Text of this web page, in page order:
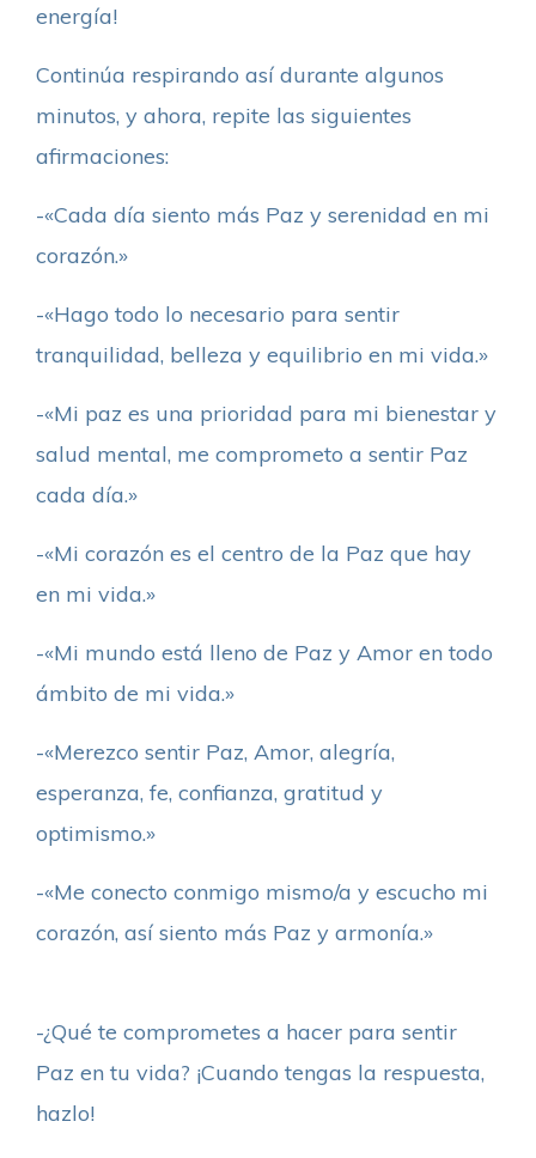
energía!
Continúa respirando así durante algunos
minutos, y ahora, repite las siguientes
afirmaciones:
-«Cada día siento más Paz y serenidad en mi
corazón.»
-«Hago todo lo necesario para sentir
tranquilidad, belleza y equilibrio en mi vida.»
-«Mi paz es una prioridad para mi bienestar y
salud mental, me comprometo a sentir Paz
cada día.»
-«Mi corazón es el centro de la Paz que hay
en mi vida.»
-«Mi mundo está lleno de Paz y Amor en todo
ámbito de mi vida.»
-«Merezco sentir Paz, Amor, alegría,
esperanza, fe, confianza, gratitud y
optimismo.»
-«Me conecto conmigo mismo/a y escucho mi
corazón, así siento más Paz y armonía.»
-¿Qué te comprometes a hacer para sentir
Paz en tu vida? ¡Cuando tengas la respuesta,
hazlo!